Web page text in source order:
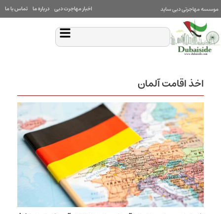
موسسه مهاجرتی دبی ساید اخبار مهاجرت دبی درباره ما تماس با ما
اخذ اقامت آلمان